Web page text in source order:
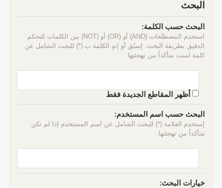
البحث
البحث حسب الكلمة:
استخدم المصطلحات (AND) أو (OR) أو (NOT) بين الكلمات للتحكم
الدقيق بطريقة البحث. إسبُق أو إنهٍ الكلمة ب (*) للبحث الشامل عن
كلمة لست متأكداً من تهجئتها
أظهر المقاطع الجديدة فقط
البحث حسب اسم المستخدم:
إستخدم العلامة (*) للبحث الشامل عن اسم المستخدم إذا لم تكن
متأكداً من تهجئتها.
خيارات البحث: